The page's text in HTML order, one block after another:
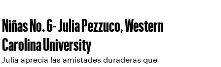
Niñas No. 6- Julia Pezzuco, Western
Carolina University
Julia aprecia las amistades duraderas que